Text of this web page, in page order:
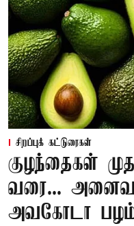
சிறப்புக் கட்டுரைகள்
குழந்தைகள்
வரை...
அவகோடா